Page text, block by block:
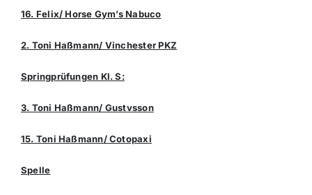
16. Felix/ Horse Gym’s Nabuco
2. Toni Haßmann/ Vinchester PKZ
Springprüfungen Kl. S:
3. Toni Haßmann/ Gustvsson
15. Toni Haßmann/ Cotopaxi
Spelle